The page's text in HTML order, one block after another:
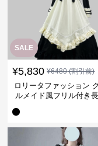
SALE
¥5,830 ¥6480(割引前)
ロリータファッション
ルメイド風フリル付き